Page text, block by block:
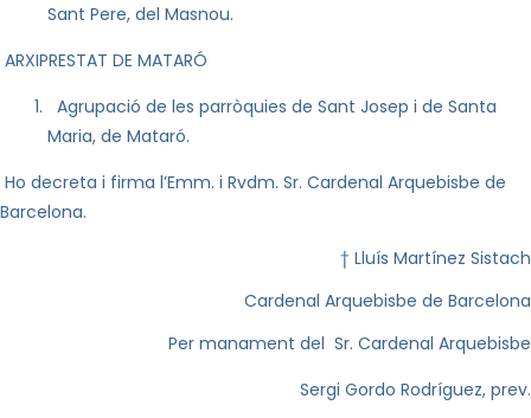
Sant Pere, del Masnou.
ARXIPRESTAT DE MATARÓ
Agrupació de les parròquies de Sant Josep i de Santa
Maria, de Mataró.
Ho decreta i firma l’Emm. i Rvdm. Sr. Cardenal Arquebisbe de
Barcelona.
† Lluís Martínez Sistach
Cardenal Arquebisbe de Barcelona
Per manament del Sr. Cardenal Arquebisbe
Sergi Gordo Rodríguez, prev.